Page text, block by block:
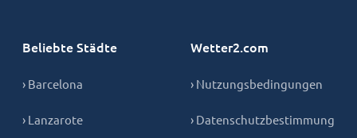
Beliebte Städte
› Barcelona
› Lanzarote
Wetter2.com
› Nutzungsbedingungen
› Datenschutzbestimmung